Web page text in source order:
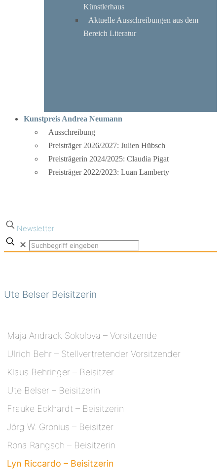
Künstlerhaus
Aktuelle Ausschreibungen aus dem
Bereich Literatur
Kunstpreis Andrea Neumann
Ausschreibung
Preisträger 2026/2027: Julien Hübsch
Preisträgerin 2024/2025: Claudia Pigat
Preisträger 2022/2023: Luan Lamberty
Newsletter
✕
Ute Belser Beisitzerin
Maja Andrack Sokolova – Vorsitzende
Ulrich Behr – Stellvertretender Vorsitzender
Klaus Behringer – Beisitzer
Ute Belser – Beisitzerin
Frauke Eckhardt – Beisitzerin
Jörg W. Gronius – Beisitzer
Rona Rangsch – Beisitzerin
Lyn Riccardo – Beisitzerin